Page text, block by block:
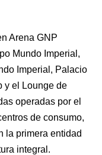
Arena GNP
Mundo Imperial,
Imperial, Palacio
y el Lounge de
operadas por el
de consumo,
la primera entidad
integral.